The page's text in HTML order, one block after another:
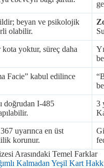
beyan ve psikolojik
olabilir.
yoktur, süreç daha
Facie” kabul edilince
doğrudan I-485
3
uyarınca en üst
korunur.
Arasındaki Temel Farklar
Kalmadan Yeşil Kart